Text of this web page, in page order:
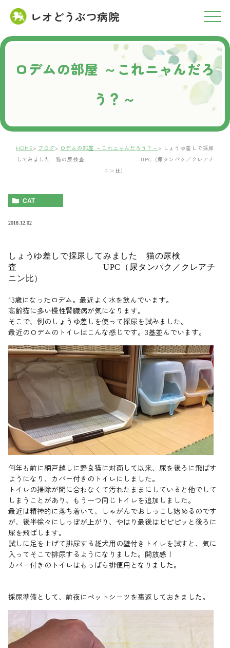
レオどうぶつ病院
RESERVATION
ご予約について
ロデムの部屋 ～これニャんだろ
う？～
HOME ブログ ロデムの部屋 ～これニャんだろう？～
しょうゆ差しで採尿
してみました 猫の尿検査 UPC（尿タンパク／クレアチ
ニン比）
CAT
2018.12.02
しょうゆ差しで採尿してみました 猫の尿検
査 UPC（尿タンパク／クレアチ
ニン比）
13歳になったロデム。最近よく水を飲んでいます。
高齢猫に多い慢性腎臓病が気になります。
そこで、例のしょうゆ差しを使って採尿を試みました。
最近のロデムのトイレはこんな感じです。3基並んでいます。
何年も前に網戸越しに野良猫に対面して以来、尿を後ろに飛ばす
ようになり、カバー付きのトイレにしました。
トイレの掃除が間に合わなくて汚れたままにしていると他でして
しまうことがあり、もう一つ同じトイレを追加しました。
最近は精神的に落ち着いて、しゃがんでおしっこし始めるのです
が、後半徐々にしっぽが上がり、やはり最後はピピピッと後ろに
尿を飛ばします。
試しに足を上げて排尿する雄犬用の壁付きトイレを試すと、気に
入ってそこで排尿するようになりました。開放感！
カバー付きのトイレはもっぱら排便用となりました。
採尿準備として、前夜にペットシーツを裏返しておきました。